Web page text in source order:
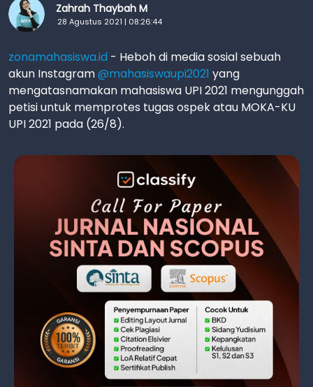
Zahrah Thaybah M
28 Agustus 2021 | 08:26:44
zonamahasiswa.id - Heboh di media sosial sebuah
akun Instagram@mahasiswaupi2021 yang
mengatasnamakan mahasiswa UPI 2021 mengunggah
petisi untuk memprotes tugas ospek atau MOKA-KU
UPI 2021 pada (26/8).